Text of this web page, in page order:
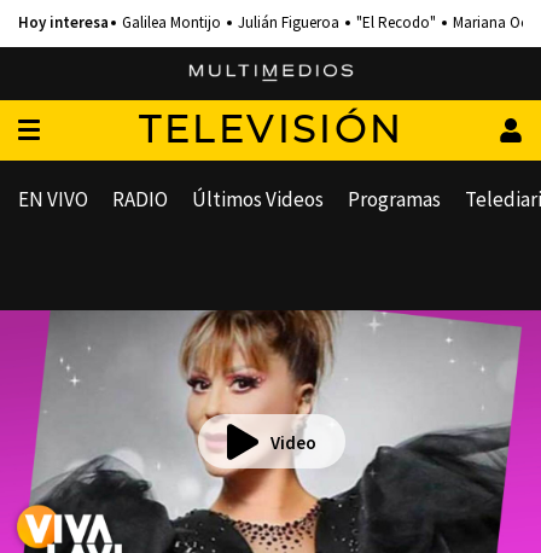
Galilea Montijo Julián Figueroa "El Recodo" Mariana
TELEVISIÓN
EN VIVO RADIO Últimos Videos Programas
Video